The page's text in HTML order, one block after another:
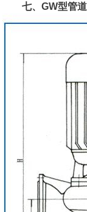
七、GW型管道